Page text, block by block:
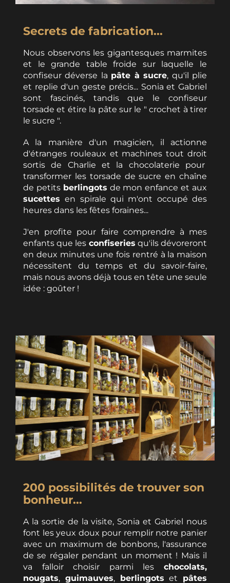
Secrets de fabrication...
Nous observons les gigantesques marmites
et le grande table froide sur laquelle le
confiseur déverse la pâte à sucre, qu'il plie
et replie d'un geste précis... Sonia et Gabriel
sont fascinés, tandis que le confiseur
torsade et étire la pâte sur le " crochet à tirer
le sucre ".
A la manière d'un magicien, il actionne
d'étranges rouleaux et machines tout droit
sortis de Charlie et la chocolaterie pour
transformer les torsade de sucre en chaîne
de petits berlingots de mon enfance et aux
sucettesen spirale qui m'ont occupé des
heures dans les fêtes foraines...
J'en profite pour faire comprendre à mes
enfants que les confiseries qu'ils dévoreront
en deux minutes une fois rentré à la maison
nécessitent du temps et du savoir-faire,
mais nous avons déjà tous en tête une seule
idée : goûter !
200 possibilités de trouver son
bonheur...
A la sortie de la visite, Sonia et Gabriel nous
font les yeux doux pour remplir notre panier
avec un maximum de bonbons, l'assurance
de se régaler pendant un moment ! Mais il
va falloir choisir parmi les chocolats,
nougats, guimauves, berlingots et pâtes